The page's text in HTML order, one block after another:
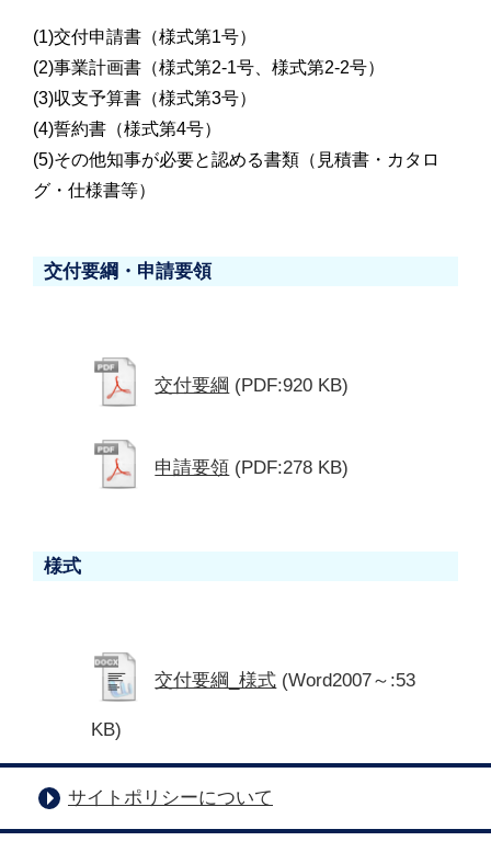
(1)交付申請書（様式第1号）
(2)事業計画書（様式第2-1号、様式第2-2号）
(3)収支予算書（様式第3号）
(4)誓約書（様式第4号）
(5)その他知事が必要と認める書類（見積書・カタロ
グ・仕様書等）
交付要綱・申請要領
交付要綱 (PDF:920 KB)
申請要領 (PDF:278 KB)
様式
交付要綱_様式 (Word2007～:53
KB)
サイトポリシーについて